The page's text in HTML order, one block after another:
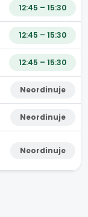
12:45 – 15:30
12:45 – 15:30
12:45 – 15:30
Neordinuje
Neordinuje
Neordinuje